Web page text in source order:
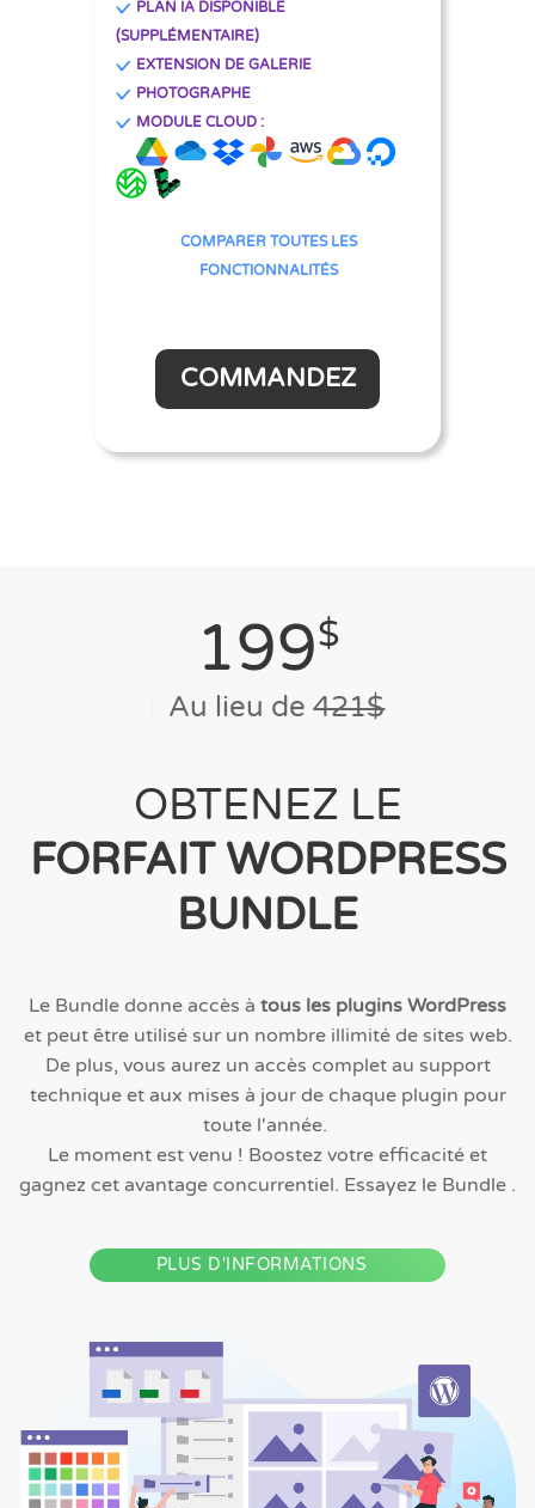
PLAN IA DISPONIBLE
(SUPPLÉMENTAIRE)
EXTENSION DE GALERIE
PHOTOGRAPHE
MODULE CLOUD :
COMPARER TOUTES LES
FONCTIONNALITÉS
COMMANDEZ
199$
Au lieu de421$
OBTENEZ LE
FORFAIT WORDPRESS
BUNDLE
Le Bundle donne accès à tous les plugins WordPress
et peut être utilisé sur un nombre illimité de sites web.
De plus, vous aurez un accès complet au support
technique et aux mises à jour de chaque plugin pour
toute l'année.
Le moment est venu ! Boostez votre efficacité et
gagnez cet avantage concurrentiel. Essayez le Bundle .
PLUS D'INFORMATIONS